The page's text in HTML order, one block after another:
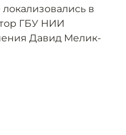
в
ГБУ НИИ
Давид Мелик-